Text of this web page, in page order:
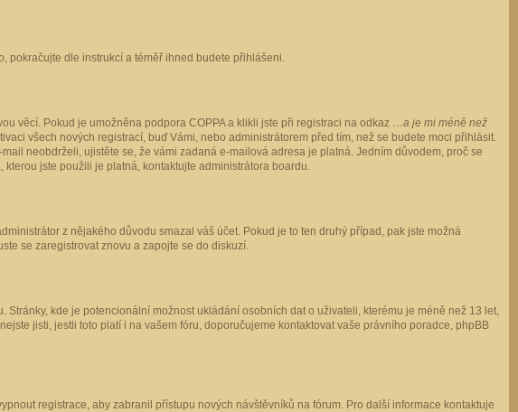
, pokračujte dle instrukcí a téměř ihned budete přihlášeni.
věcí. Pokud je umožněna podpora COPPA a klikli jste při registraci na odkaz …a je mi méně než
všech nových registrací, buď Vámi, nebo administrátorem před tím, než se budete moci přihlásit.
neobdrželi, ujistěte se, že vámi zadaná e-mailová adresa je platná. Jedním důvodem, proč se
jste použili je platná, kontaktujte administrátora boardu.
z nějakého důvodu smazal váš účet. Pokud je to ten druhý případ, pak jste možná
se zaregistrovat znovu a zapojte se do diskuzí.
kde je potencionální možnost ukládání osobních dat o uživateli, kterému je méně než 13 let,
jisti, jestli toto platí i na vašem fóru, doporučujeme kontaktovat vaše právního poradce, phpBB
registrace, aby zabranil přístupu nových návštěvníků na fórum. Pro další informace kontaktuje